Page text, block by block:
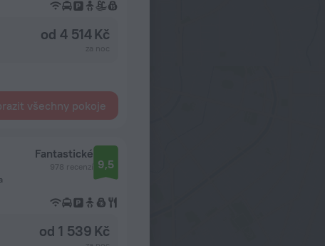
od 4 514 Kč
všechny pokoje
Fantastické
978 recenzí 9,5
od 1 539 Kč